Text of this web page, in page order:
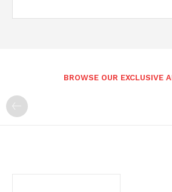
BROWSE OUR EXCLUSIVE